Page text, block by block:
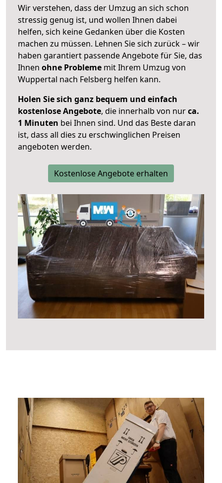
Wir verstehen, dass der Umzug an sich schon
stressig genug ist, und wollen Ihnen dabei
helfen, sich keine Gedanken über die Kosten
machen zu müssen. Lehnen Sie sich zurück – wir
haben garantiert passende Angebote für Sie, das
Ihnen ohne Probleme mit Ihrem Umzug von
Wuppertal nach Felsberg helfen kann.
Holen Sie sich ganz bequem und einfach
kostenlose Angebote, die innerhalb von nurca.
1 Minuten bei Ihnen sind. Und das Beste daran
ist, dass all dies zu erschwinglichen Preisen
angeboten werden.
Kostenlose Angebote erhalten